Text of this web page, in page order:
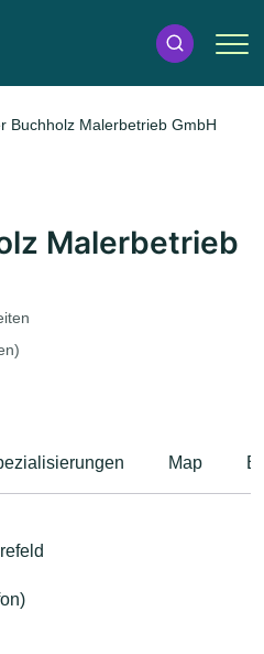
Buchholz Malerbetrieb GmbH
Malerbetrieb
Map